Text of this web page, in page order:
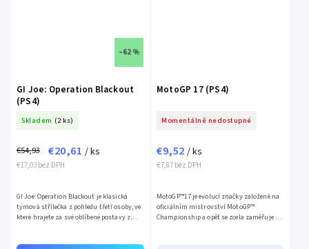
–62 %
GI Joe: Operation Blackout
(PS4)
Skladem (2 ks)
€17,03 bez DPH
€54,93 €20,61 / ks
GI Joe: Operation Blackout je klasická
týmová střílečka z pohledu třetí osoby, ve
které hrajete za své oblíbené postavy z
MotoGP 17 (PS4)
Momentálně nedostupné
€7,87 bez DPH
€9,52 / ks
MotoGP™17 je evolucí značky založené na
oficiálním mistrovství MotoGP™
Championship a opět se zcela zaměřuje na